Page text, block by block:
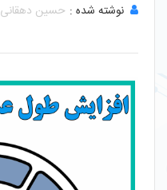
نوشته شده : حسین دهقانی